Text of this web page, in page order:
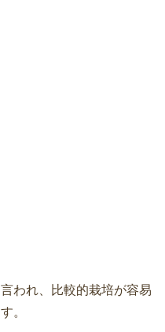
われ、比較的栽培が容易
。